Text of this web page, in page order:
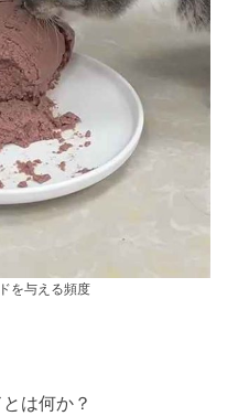
を与える頻度
は何か？